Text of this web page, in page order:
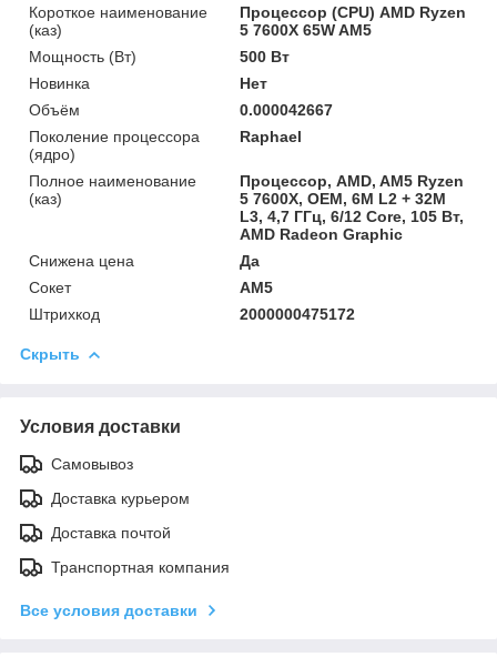
Короткое наименование
(каз)
Процессор (CPU) AMD Ryzen
5 7600X 65W AM5
Мощность (Bт)
500 Вт
Новинка
Нет
Объём
0.000042667
Поколение процессора
(ядро)
Raphael
Полное наименование
(каз)
Процессор, AMD, AM5 Ryzen
5 7600X, OEM, 6M L2 + 32M
L3, 4,7 ГГц, 6/12 Core, 105 Вт,
AMD Radeon Graphic
Снижена цена
Да
Сокет
AM5
Штрихкод
2000000475172
Скрыть
Условия доставки
Самовывоз
Доставка курьером
Доставка почтой
Транспортная компания
Все условия доставки